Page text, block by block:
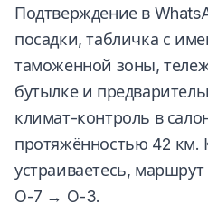
Подтверждение в
посадки, табличка с
таможенной зоны,
бутылке и
климат-контроль в
протяжённостью 42 км.
устраиваетесь,
O-7 → O-3.